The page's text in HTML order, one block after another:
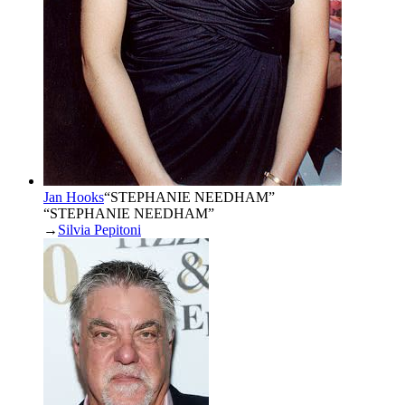
Jan Hooks“STEPHANIE NEEDHAM”
“STEPHANIE NEEDHAM”
→ Silvia Pepitoni